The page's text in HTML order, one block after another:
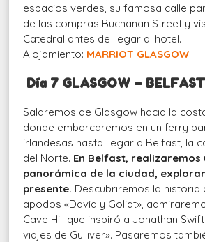
espacios verdes, su famosa calle
de las compras Buchanan Street y
Catedral antes de llegar al hotel.
Alojamiento: MARRIOT GLASGOW
Día 7 GLASGOW –
Saldremos de Glasgow hacia la
donde embarcaremos en un ferry
irlandesas hasta llegar a Belfast, la
del Norte. En Belfast, realizaremos
panorámica de la ciudad,
presente. Descubriremos la historia
apodos «David y Goliat»,
Cave Hill que inspiró a Jonathan
viajes de Gulliver». Pasaremos